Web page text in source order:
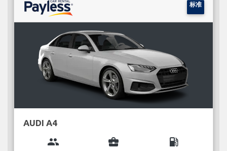
标准
AUDI A4
group business_center local_gas_station